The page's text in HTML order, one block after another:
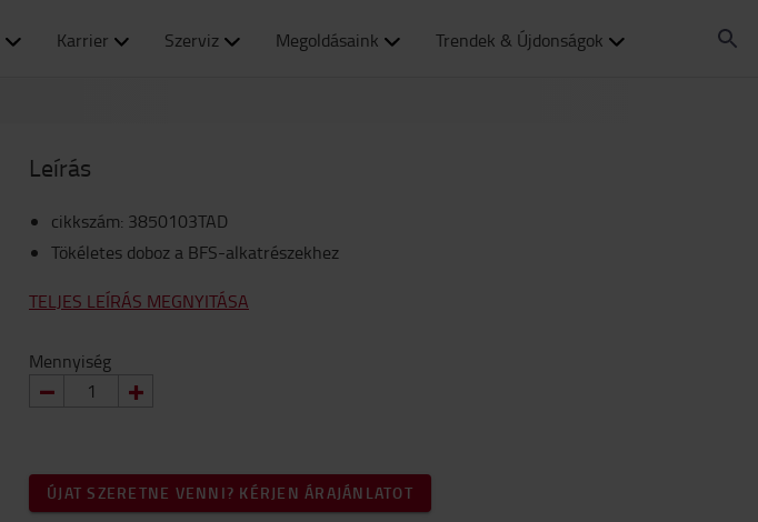
Karrier Szerviz Megoldásaink Trendek & Újdonságok
Leírás
cikkszám: 3850103TAD
Tökéletes doboz a BFS-alkatrészekhez
TELJES LEÍRÁS MEGNYITÁSA
Mennyiség
ÚJAT SZERETNE VENNI? KÉRJEN ÁRAJÁNLATOT